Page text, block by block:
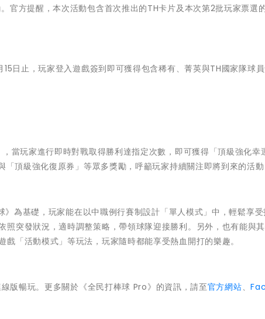
官方提醒，本次活動包含首次推出的TH卡片及本次第2批玩家票選
日止，玩家登入遊戲簽到即可獲得包含稀有、菁英與TH國家隊球
當玩家進行即時對戰取得勝利達指定次數，即可獲得「頂級強化幸
頂級強化復原券」等眾多獎勵，呼籲玩家持續關注即將到來的活動
為基礎，玩家能在以中職例行賽制設計「單人模式」中，輕鬆享受
照突發狀況，適時調整策略，帶領球隊迎接勝利。另外，也有能與
「活動模式」等玩法，玩家隨時都能享受熱血開打的樂趣。
線版暢玩。更多關於《全民打棒球 Pro》的資訊，請至官方網站、